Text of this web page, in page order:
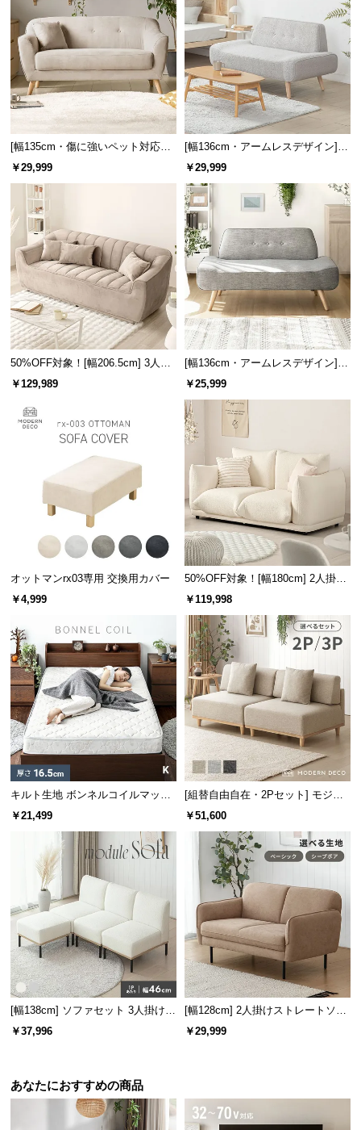
[幅135cm・傷に強いペット対応生
地も] 天然木脚 2人掛けコンパクト
￥29,999
[幅136cm・アームレスデザイン]
北欧調 2人掛けソファ シープボア
￥29,999
50%OFF対象！[幅206.5cm] 3人掛
けソファ
￥129,989
[幅136cm・アームレスデザイン]
北欧風 2人掛けソファ
￥25,999
オットマンrx03専用 交換用カバー
￥4,999
50%OFF対象！[幅180cm] 2人掛け
ソファ
￥119,998
キルト生地 ボンネルコイルマット
レス K
￥21,499
[組替自由自在・2Pセット] モジュ
ールソファ アームレス 天然木脚
￥51,600
[幅138cm] ソファセット 3人掛け
オットマン付き
￥37,996
[幅128cm] 2人掛けストレートソフ
ァ
￥29,999
あなたにおすすめの商品